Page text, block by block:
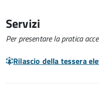
Servizi
Per presentare la pratica
Rilascio della tessera